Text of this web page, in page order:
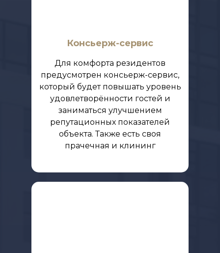
Консьерж-сервис
Для комфорта резидентов
предусмотрен консьерж-сервис,
который будет повышать уровень
удовлетворённости гостей и
заниматься улучшением
репутационных показателей
объекта. Также есть своя
прачечная и клининг